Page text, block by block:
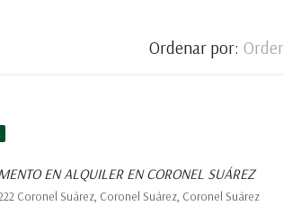
Ordenar por:
EN ALQUILER EN CORONEL SUÁREZ
Coronel Suárez, Coronel Suárez, Coronel Suárez